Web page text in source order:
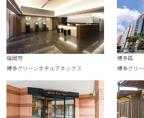
福岡市
博多グリーンホテルアネックス
博多區
博多グリ